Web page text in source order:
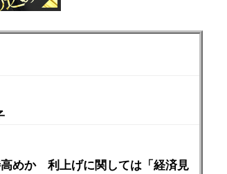
高めか 利上げに関しては「経済見